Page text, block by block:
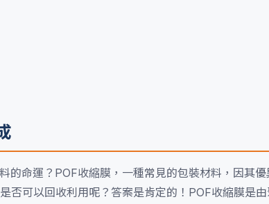
的命運？POF收縮膜，一種常見的包裝材料，因其
否可以回收利用呢？答案是肯定的！POF收縮膜是